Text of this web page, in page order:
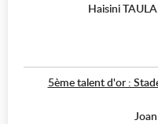
Haisini
5ème talent d'or :